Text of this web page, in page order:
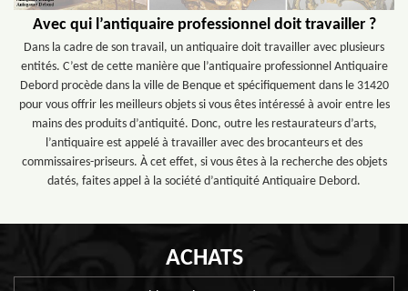
Avec qui l’antiquaire professionnel doit travailler ?
Dans la cadre de son travail, un antiquaire doit travailler avec plusieurs
entités. C’est de cette manière que l’antiquaire professionnel Antiquaire
Debord procède dans la ville de Benque et spécifiquement dans le 31420
pour vous offrir les meilleurs objets si vous êtes intéressé à avoir entre les
mains des produits d’antiquité. Donc, outre les restaurateurs d’arts,
l’antiquaire est appelé à travailler avec des brocanteurs et des
commissaires-priseurs. À cet effet, si vous êtes à la recherche des objets
datés, faites appel à la société d’antiquité Antiquaire Debord.
ACHATS